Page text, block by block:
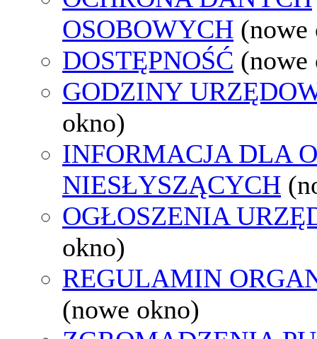
OSOBOWYCH (nowe
DOSTĘPNOŚĆ (nowe
GODZINY
okno)
INFORMACJA DLA
NIESŁYSZĄCYCH
OGŁOSZENIA
okno)
REGULAMIN
(nowe okno)